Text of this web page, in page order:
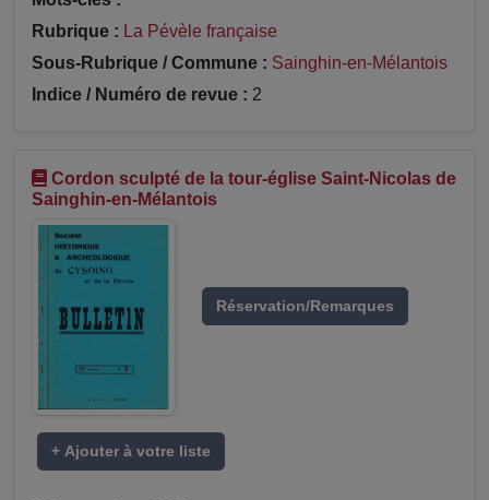
Rubrique : La Pévèle française
Sous-Rubrique / Commune : Sainghin-en-Mélantois
Indice / Numéro de revue : 2
Cordon sculpté de la tour-église Saint-Nicolas de
Sainghin-en-Mélantois
Réservation/Remarques
+ Ajouter à votre liste